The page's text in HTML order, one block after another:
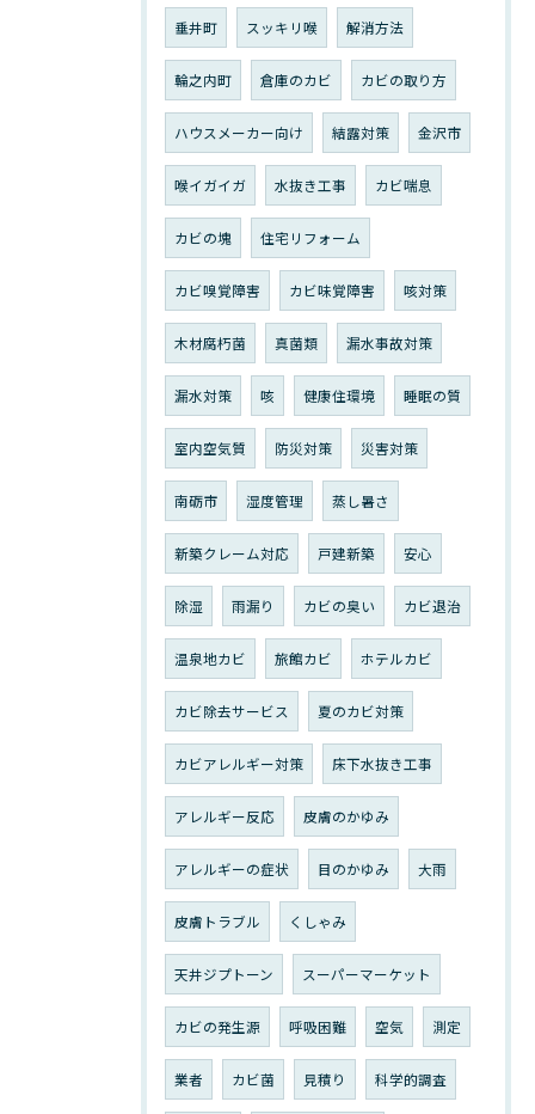
垂井町 スッキリ喉 解消方法
輪之内町 倉庫のカビ カビの取り方
ハウスメーカー向け 結露対策 金沢市
喉イガイガ 水抜き工事 カビ喘息
カビの塊 住宅リフォーム
カビ嗅覚障害 カビ味覚障害 咳対策
木材腐朽菌 真菌類 漏水事故対策
漏水対策 咳 健康住環境 睡眠の質
室内空気質 防災対策 災害対策
南砺市 湿度管理 蒸し暑さ
新築クレーム対応 戸建新築 安心
除湿 雨漏り カビの臭い カビ退治
温泉地カビ 旅館カビ ホテルカビ
カビ除去サービス 夏のカビ対策
カビアレルギー対策 床下水抜き工事
アレルギー反応 皮膚のかゆみ
アレルギーの症状 目のかゆみ 大雨
皮膚トラブル くしゃみ
天井ジプトーン スーパーマーケット
カビの発生源 呼吸困難 空気 測定
業者 カビ菌 見積り 科学的調査